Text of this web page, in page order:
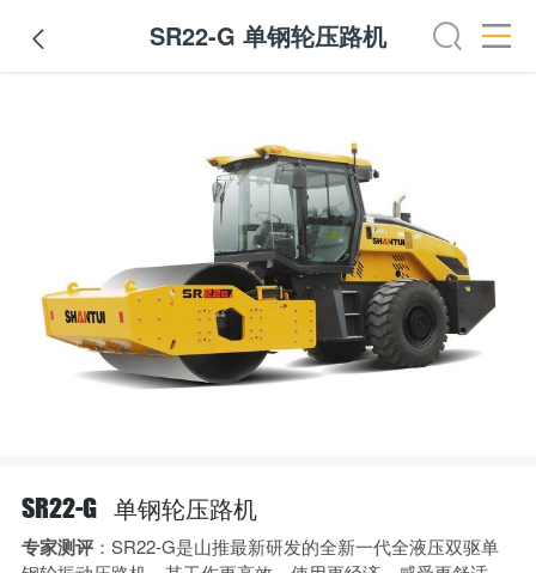
 SR22-G 单钢轮压路机
SR22-G 单钢轮压路机
专家测评：SR22-G是山推最新研发的全新一代全液压双驱单